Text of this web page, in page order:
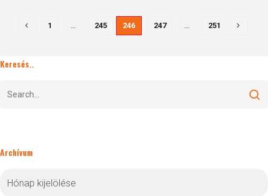
1 … 245 246 247 … 251
Keresés..
Archívum